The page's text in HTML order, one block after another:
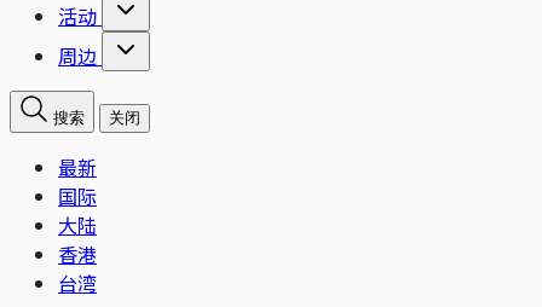
活动
周边
搜索 关闭
最新
国际
大陆
香港
台湾